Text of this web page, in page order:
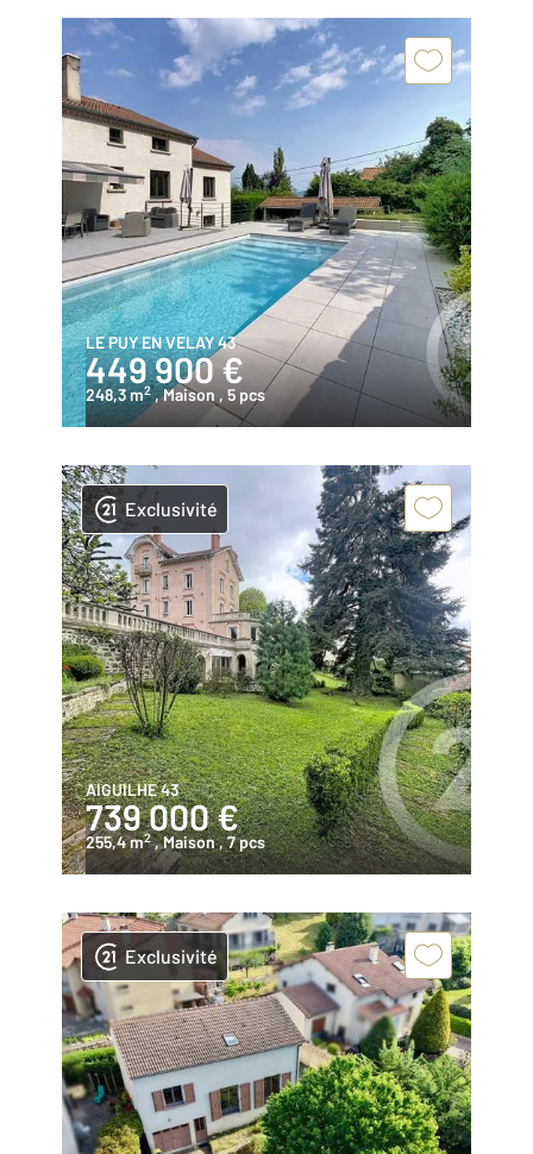
LE PUY EN VELAY 43
449 900 €
248,3 m2 , Maison , 5 pcs
Exclusivité
AIGUILHE 43
739 000 €
255,4 m2 , Maison, 7 pcs
Exclusivité